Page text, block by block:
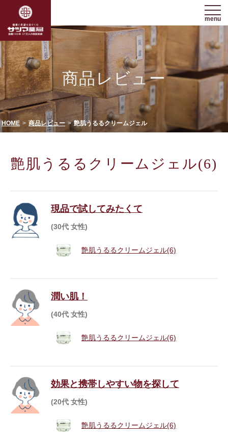
menu
商品レビュー
HOME 商品レビュー 艶肌うるるクリームジェル
艶肌うるるクリームジェル(6)
現品で試してみたくて
(30代 女性)
艶肌うるるクリームジェル(6)
潤い肌！
(40代 女性)
艶肌うるるクリームジェル(6)
効果と携帯しやすい物を探して
(20代 女性)
艶肌うるるクリームジェル(6)